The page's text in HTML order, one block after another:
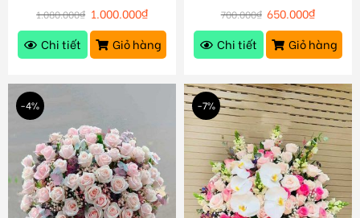
1.080.000₫ 1.000.000₫
Chi tiết
Giỏ hàng
700.000₫ 650.000₫
Chi tiết
Giỏ hàng
-4% -7%